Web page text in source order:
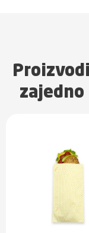
zajedno